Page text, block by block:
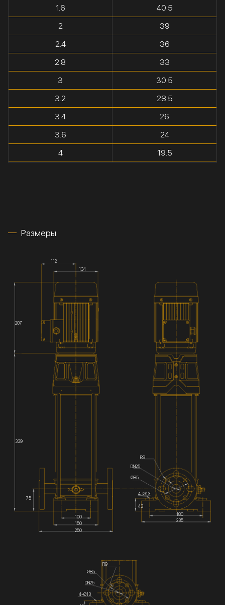
1.6
40.5
2
39
2.4
36
2.8
33
3
30.5
3.2
28.5
3.4
26
3.6
24
4
19.5
Размеры
DN25
112
134
207
339
75
100
150
250
180
235
43
4-Ø13
Ø85
R9
DN25
R9
Ø85
4-Ø13